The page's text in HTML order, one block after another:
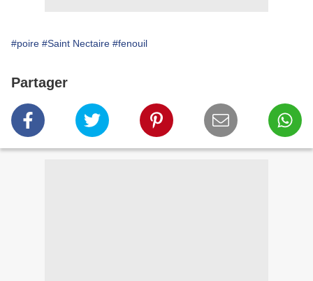
#poire #Saint Nectaire #fenouil
Partager